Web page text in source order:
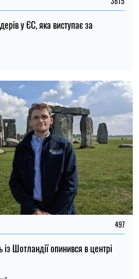
у ЄС, яка виступає за
497
Шотландії опинився в центрі